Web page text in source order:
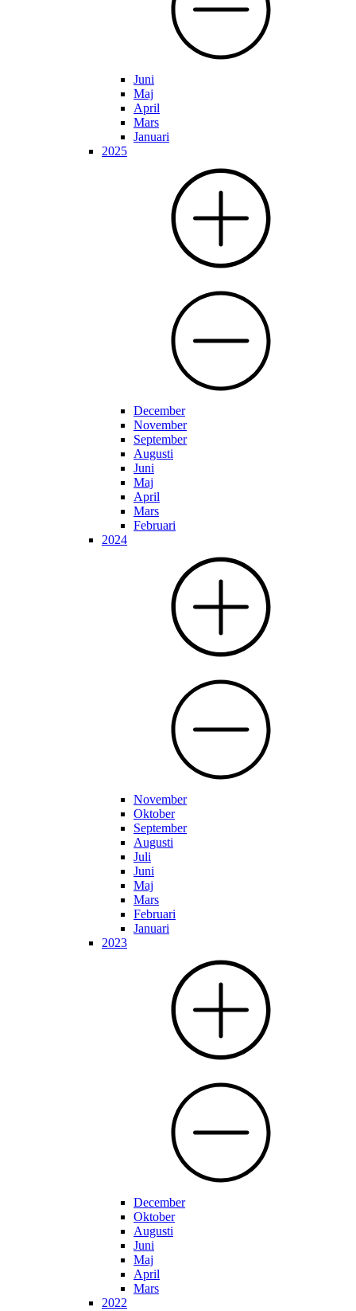
Juni
Maj
April
Mars
Januari
2025
December
November
September
Augusti
Juni
Maj
April
Mars
Februari
2024
November
Oktober
September
Augusti
Juli
Juni
Maj
Mars
Februari
Januari
2023
December
Oktober
Augusti
Juni
Maj
April
Mars
2022